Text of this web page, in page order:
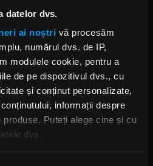
datelor dvs.
ai noștri vă procesăm
numărul dvs. de IP,
modulele cookie, pentru a
de pe dispozitivul dvs., cu
și conținut personalizate,
informații despre
Puteți alege cine și cu
dvs.
PAPA ROACH